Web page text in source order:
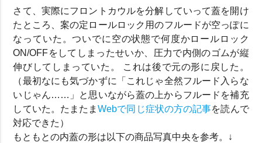
さて、実際にフロントカウルを分解していって蓋を開け
たところ、案の定ロールロック用のフルードが空っぽに
なっていた。ついでに空の状態で何度かロールロック
ON/OFFをしてしまったせいか、圧力で内側のゴムが縦
伸びしてしまっていた。 これは後で元の形に戻した。
（最初なにも気づかずに「これじゃ全然フルード入らな
いじゃん……」と思いながら蓋の上からフルードを補充
していた。たまたまWebで同じ症状の方の記事を読んで
対応できた）
もともとの内蓋の形は以下の商品写真中央を参考。↓